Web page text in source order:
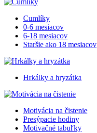
Cumlíky
0-6 mesiacov
6-18 mesiacov
Staršie ako 18 mesiacov
Hrkálky a hryzátka
Motivácia na čistenie
Presýpacie hodiny
Motivačné tabuľky